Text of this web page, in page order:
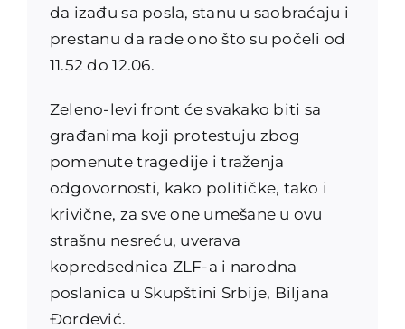
da izađu sa posla, stanu u saobraćaju i
prestanu da rade ono što su počeli od
11.52 do 12.06.
Zeleno-levi front će svakako biti sa
građanima koji protestuju zbog
pomenute tragedije i traženja
odgovornosti, kako političke, tako i
krivične, za sve one umešane u ovu
strašnu nesreću, uverava
kopredsednica ZLF-a i narodna
poslanica u Skupštini Srbije, Biljana
Đorđević.